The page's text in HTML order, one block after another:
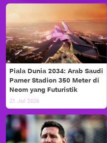
Piala Dunia 2034: Arab Saudi
Pamer Stadion 350 Meter di
Neom yang Futuristik
21 Jul 2026